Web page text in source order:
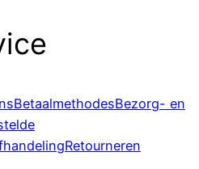
BetaalmethodesBezorg- en
Retourneren